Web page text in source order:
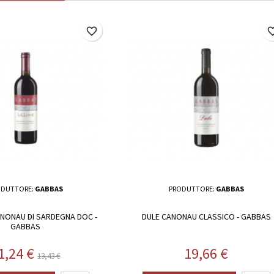
GABBAS
DI SARDEGNA DOC -
GABBAS
€Prezzo base
13,43 €
favorite_border
PRODUTTORE: GABBAS
DULE CANONAU CLASSICO - GABBAS
Prezzo
19,66 €